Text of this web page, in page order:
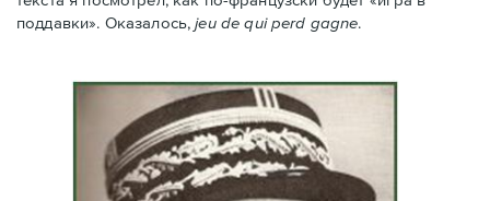
поддавки». Оказалось,jeu de qui perd gagne.